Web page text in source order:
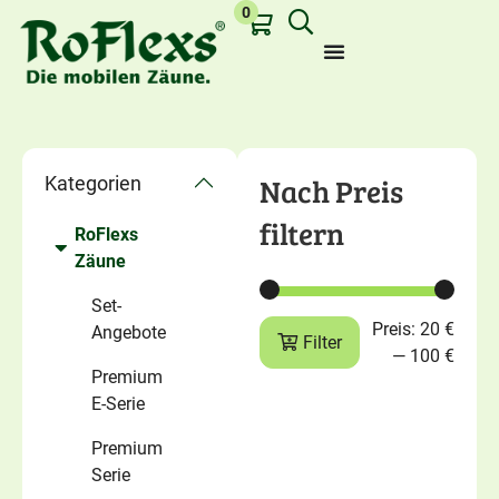
0
Zuletzt angesehen:
Kategorien
RoFlexs
Zäune
Set-
Angebote
Premium
E-Serie
Premium
Serie
Nach Preis
filtern
Filter
Preis: 20 €
— 100 €